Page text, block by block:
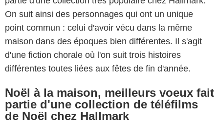
On suit ainsi des personnages qui ont un unique
point commun : celui d'avoir vécu dans la même
maison dans des époques bien différentes. Il s'agit
d'une fiction chorale où l'on suit trois histoires
différentes toutes liées aux fêtes de fin d'année.
Noël à la maison, meilleurs voeux fait
partie d'une collection de téléfilms
de Noël chez Hallmark